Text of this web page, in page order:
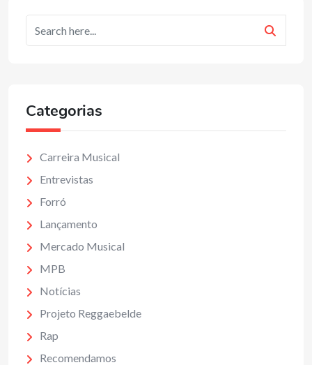
Categorias
Carreira Musical
Entrevistas
Forró
Lançamento
Mercado Musical
MPB
Notícias
Projeto Reggaebelde
Rap
Recomendamos